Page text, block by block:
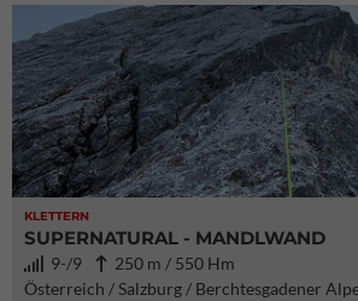
KLETTERN
SUPERNATURAL - MANDLWAND
9-/9
250 m / 550 Hm
Österreich / Salzburg / Berchtesgadener